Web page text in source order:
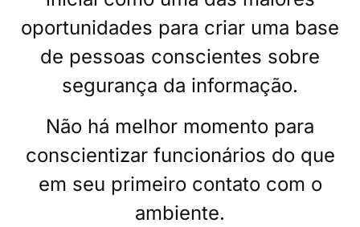
oportunidades para criar uma base
de pessoas conscientes sobre
segurança da informação.
Não há melhor momento para
conscientizar funcionários do que
em seu primeiro contato com o
ambiente.